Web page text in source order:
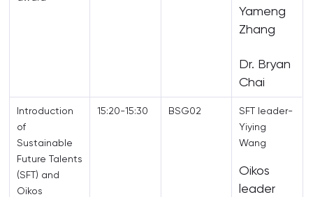
Yameng
Zhang
Dr. Bryan
Chai
Introduction
of
Sustainable
Future Talents
(SFT) and
Oikos
15:20-15:30 BSG02
SFT leader-
Yiying
Wang
Oikos
leader